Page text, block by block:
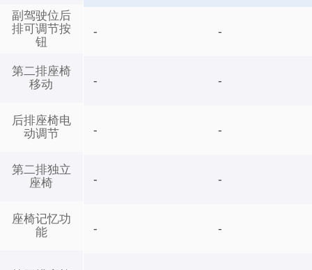
副驾驶位后
排可调节按
钮
第二排座椅
移动
后排座椅电
动调节
第二排独立
座椅
座椅记忆功
能
- -
- -
- -
- -
- -